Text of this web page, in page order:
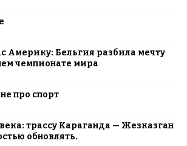
Америку: Бельгия разбила мечту
чемпионате мира
про спорт
трассу Караганда — Жезказган
обновлять.